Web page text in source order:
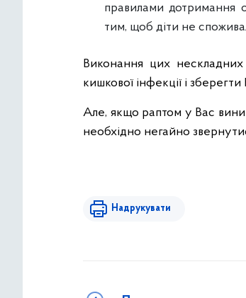
правилами дотримання
тим, щоб діти не
Виконання цих
кишкової інфекції і
Але, якщо раптом у Вас
необхідно негайно
Надрукувати